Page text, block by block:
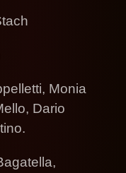
Monia
Dario